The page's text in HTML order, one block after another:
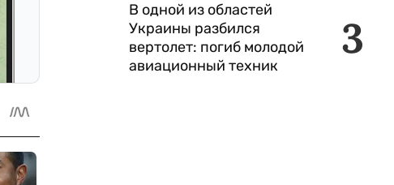
3
В одной из областей
Украины разбился
вертолет: погиб молодой
авиационный техник